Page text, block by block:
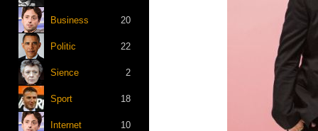
Business 20
Politic 22
Sience 2
Sport 18
Internet 10